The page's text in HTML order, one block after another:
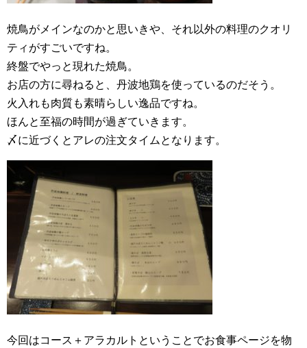
焼鳥がメインなのかと思いきや、それ以外の料理のクオリ
ティがすごいですね。
終盤でやっと現れた焼鳥。
お店の方に尋ねると、丹波地鶏を使っているのだそう。
火入れも肉質も素晴らしい逸品ですね。
ほんと至福の時間が過ぎていきます。
〆に近づくとアレの注文タイムとなります。
今回はコース＋アラカルトということでお食事ページを物